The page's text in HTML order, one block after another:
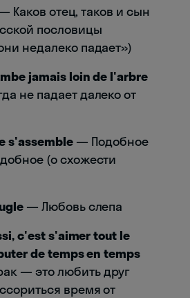
Каков отец, таков и сын
пословицы
недалеко падает»)
jamais loin de l'arbre
не падает далеко от
s'assemble— Подобное
(о схожести
— Любовь слепа
c'est s'aimer tout le
de temps en temps
— это любить друг
время от